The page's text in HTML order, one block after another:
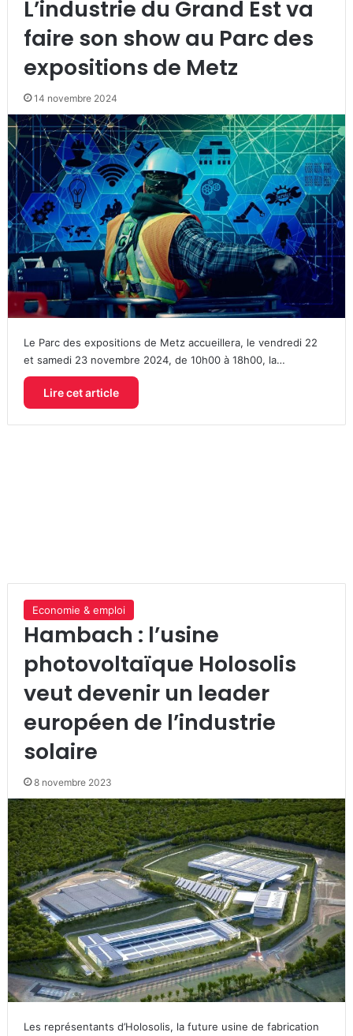
L’industrie du Grand Est va
faire son show au Parc des
expositions de Metz
14 novembre 2024
Le Parc des expositions de Metz accueillera, le vendredi 22
et samedi 23 novembre 2024, de 10h00 à 18h00, la…
Lire cet article
Economie & emploi
Hambach : l’usine
photovoltaïque Holosolis
veut devenir un leader
européen de l’industrie
solaire
8 novembre 2023
Les représentants d’Holosolis, la future usine de fabrication